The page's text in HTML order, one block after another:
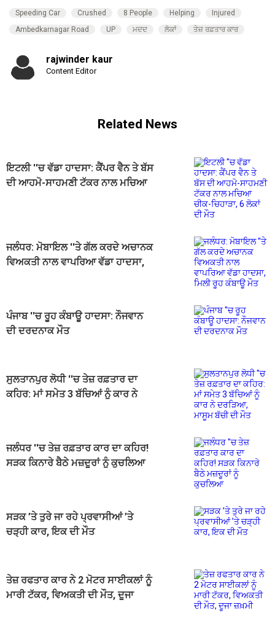
Speeding Car Crushed 8 People Helping
Injured
Ambedkarnagar Road
UP ਮਦਦ ਲੋਕਾਂ ਤੇਜ਼ ਰਫ਼ਤਾਰ ਕਾਰ
rajwinder kaur
Content Editor
Related News
ਇਟਲੀ ''ਚ ਵੱਡਾ ਹਾਦਸਾ: ਕੈਂਪਰ ਵੈਨ ਤੇ ਬੱਸ
ਦੀ ਆਹਮੋ-ਸਾਹਮਣੀ ਟੱਕਰ ਨਾਲ ਮਚਿਆ
ਜਲੰਧਰ: ਮੋਬਾਇਲ ''ਤੇ ਗੱਲ ਕਰਦੇ ਅਚਾਨਕ
ਵਿਅਕਤੀ ਨਾਲ ਵਾਪਰਿਆ ਵੱਡਾ ਹਾਦਸਾ,
ਪੰਜਾਬ ''ਚ ਰੂਹ ਕੰਬਾਊ ਹਾਦਸਾ: ਨੌਜਵਾਨ
ਦੀ ਦਰਦਨਾਕ ਮੌਤ
ਸੁਲਤਾਨਪੁਰ ਲੋਧੀ ''ਚ ਤੇਜ਼ ਰਫ਼ਤਾਰ ਦਾ
ਕਹਿਰ: ਮਾਂ ਸਮੇਤ 3 ਬੱਚਿਆਂ ਨੂੰ ਕਾਰ ਨੇ
ਜਲੰਧਰ ''ਚ ਤੇਜ਼ ਰਫ਼ਤਾਰ ਕਾਰ ਦਾ ਕਹਿਰ!
ਸੜਕ ਕਿਨਾਰੇ ਬੈਠੇ ਮਜ਼ਦੂਰਾਂ ਨੂੰ ਕੁਚਲਿਆ
ਸੜਕ ’ਤੇ ਤੁਰੇ ਜਾ ਰਹੇ ਪ੍ਰਵਾਸੀਆਂ ’ਤੇ
ਚੜ੍ਹੀ ਕਾਰ, ਇਕ ਦੀ ਮੌਤ
ਤੇਜ਼ ਰਫਤਾਰ ਕਾਰ ਨੇ 2 ਮੋਟਰ ਸਾਈਕਲਾਂ ਨੂੰ
ਮਾਰੀ ਟੱਕਰ, ਵਿਅਕਤੀ ਦੀ ਮੌਤ, ਦੂਜਾ